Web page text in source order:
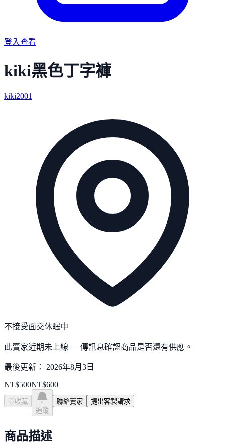
登入查看
kiki黑色丁字褲
kiki2001
不接受面交休眠中
此賣家近期未上線 — 傳訊息確認商品是否還有供應。
最後更新： 2026年8月3日
NT$500NT$600
♡ 收藏
追蹤
聯絡賣家 提出客製請求
商品描述